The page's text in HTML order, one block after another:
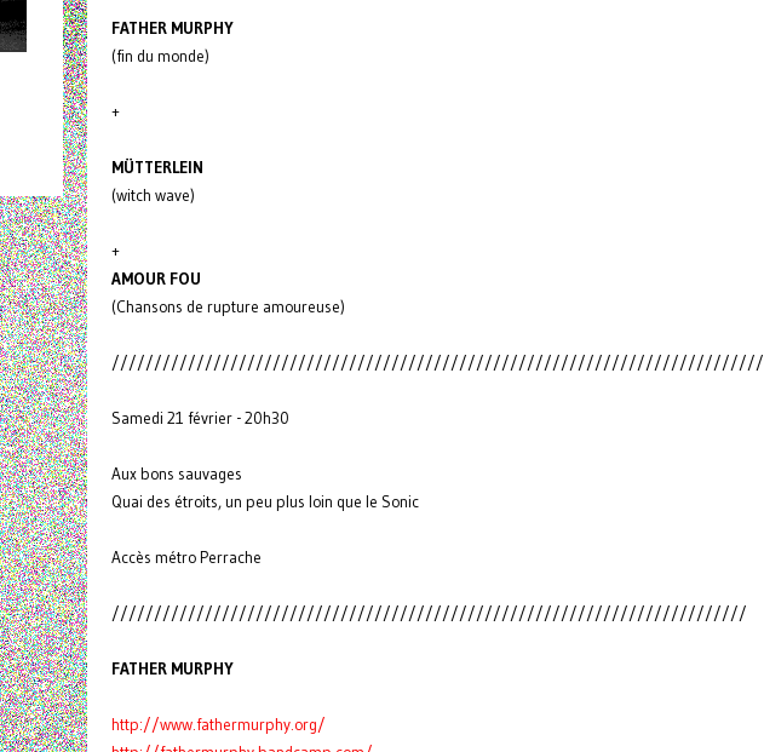
FATHER MURPHY
(fin du monde)
+
MÜTTERLEIN
(witch wave)
+
AMOUR FOU
(Chansons de rupture amoureuse)
/////////////////////////////////////////////////////////////////////////////
Samedi 21 février - 20h30
Aux bons sauvages
Quai des étroits, un peu plus loin que le Sonic
Accès métro Perrache
///////////////////////////////////////////////////////////////////////////
FATHER MURPHY
http://www.fathermurphy.org/